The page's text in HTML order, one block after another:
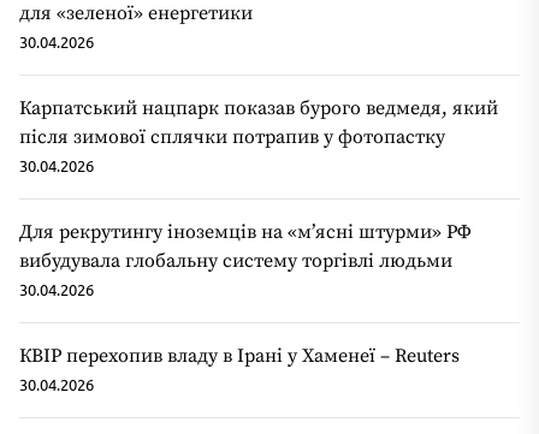
для «зеленої» енергетики
30.04.2026
Карпатський нацпарк показав бурого ведмедя, який
після зимової сплячки потрапив у фотопастку
30.04.2026
Для рекрутингу іноземців на «мʼясні штурми» РФ
вибудувала глобальну систему торгівлі людьми
30.04.2026
КВІР перехопив владу в Ірані у Хаменеї – Reuters
30.04.2026